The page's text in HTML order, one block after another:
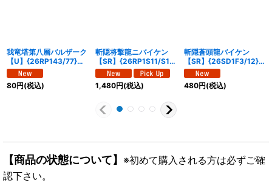
我竜塔第八層バルザーク
【U】{26RP143/77}
《火》
80円(税込)
斬隠将撃龍ニバイケン
【SR】{26RP1S11/S11}
《多》
1,480円(税込)
斬隠蒼頭龍バイケン
【SR】{26SD1F3/12}
《水》
480円(税込)
【商品の状態について】 ※初めて購入される方は必ずご確
認下さい。